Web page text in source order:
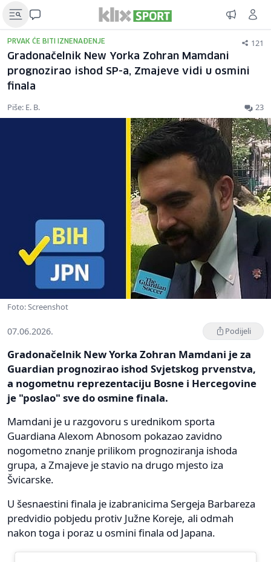
PRVAK ĆE BITI IZNENAĐENJE 121
Gradonačelnik New Yorka Zohran Mamdani
prognozirao ishod SP-a, Zmajeve vidi u osmini
finala
Piše: E. B. 23
Foto: Screenshot
07.06.2026. Podijeli
Gradonačelnik New Yorka Zohran Mamdani je za
Guardian prognozirao ishod Svjetskog prvenstva,
a nogometnu reprezentaciju Bosne i Hercegovine
je "poslao" sve do osmine finala.
Mamdani je u razgovoru s urednikom sporta
Guardiana Alexom Abnosom pokazao zavidno
nogometno znanje prilikom prognoziranja ishoda
grupa, a Zmajeve je stavio na drugo mjesto iza
Švicarske.
U šesnaestini finala je izabranicima Sergeja Barbareza
predvidio pobjedu protiv Južne Koreje, ali odmah
nakon toga i poraz u osmini finala od Japana.